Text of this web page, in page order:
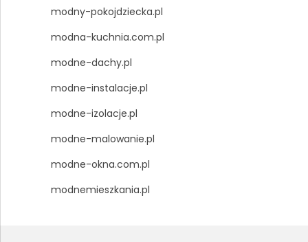
modny-pokojdziecka.pl
modna-kuchnia.com.pl
modne-dachy.pl
modne-instalacje.pl
modne-izolacje.pl
modne-malowanie.pl
modne-okna.com.pl
modnemieszkania.pl